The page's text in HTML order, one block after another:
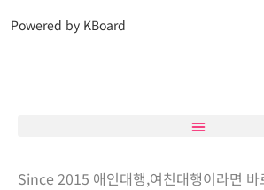
Powered by KBoard
Since 2015 애인대행,여친대행이라면 바